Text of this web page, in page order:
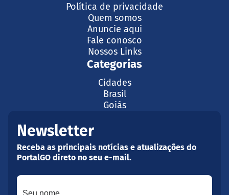
Política de privacidade
Quem somos
Anuncie aqui
Fale conosco
Nossos Links
Categorias
Cidades
Brasil
Goiás
Newsletter
Receba as principais notícias e atualizações do
PortalGO direto no seu e-mail.
Seu nome